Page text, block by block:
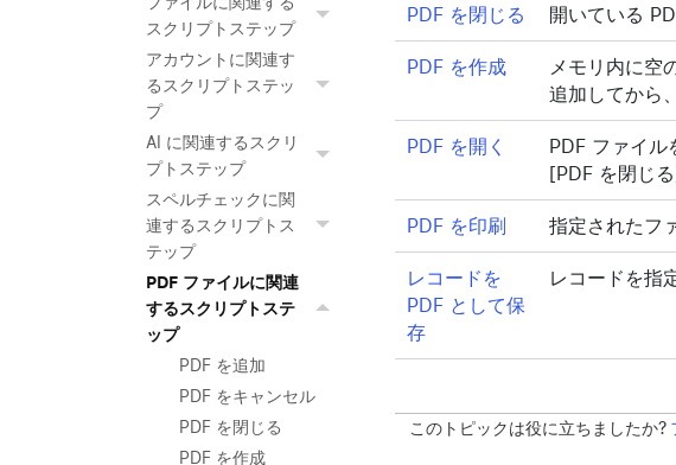
スクリプトステップ
アカウントに関連す
るスクリプトステッ
プ
AI に関連するスクリ
プトステップ
スペルチェックに関
連するスクリプトス
テップ
PDF ファイルに関連
するスクリプトステ
ップ
PDF を追加
PDF をキャンセル
PDF を閉じる
PDF を作成
PDF を閉じる 開いている
PDF を作成
メモリ内に空
追加してから
PDF を開く
PDF ファイル
[PDF を閉じ
PDF を印刷 指定されたフ
レコードを
PDF として保
存
レコードを指
このトピックは役に立ちましたか?